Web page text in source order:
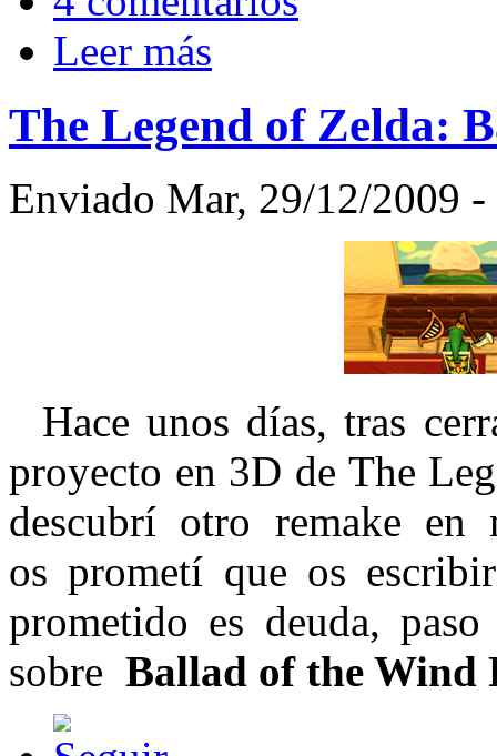
Leer más
The Legend of Zelda:
Enviado Mar, 29/12/2009
Hace unos días, tras
proyecto en 3D de The
descubrí otro remake en
os prometí que os
prometido es deuda,
sobre Ballad of the Wind